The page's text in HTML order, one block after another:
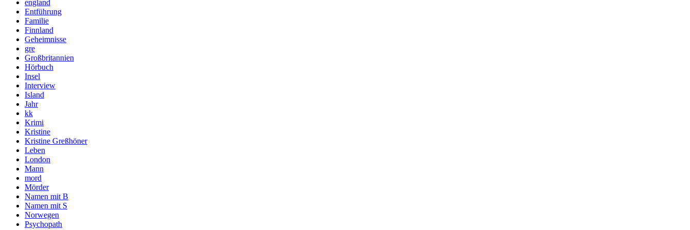
england
Entführung
Familie
Finnland
Geheimnisse
gre
Großbritannien
Hörbuch
Insel
Interview
Island
Jahr
kk
Krimi
Kristine
Kristine Greßhöner
Leben
London
Mann
mord
Mörder
Namen mit B
Namen mit S
Norwegen
Psychopath